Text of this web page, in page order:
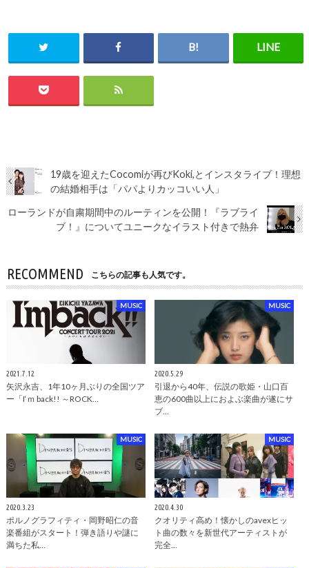
19歳を迎えたCocomiが再びKoki,とインスタライブ！理想
の結婚相手は「パパよりカッコいい人」
ローランドが自粛期間中のルーティンを公開！『ラブライ
ブ！』についてユニークなイラスト付きで熱弁
RECOMMEND こちらの記事も人気です。
MUSIC
2021.7.12
矢沢永吉、1年10ヶ月ぶりの全国ツア
ー「I‘ｍ back!! ～ROCK…
MUSIC
2020.5.29
引退から40年、伝説の歌姫・山口百
恵の600曲以上におよぶ楽曲が遂にサ
ブ…
MUSIC
2020.3.23
ポルノグラフィティ・岡野昭仁の音
楽番組がスタート！弾き語りや謎に
満ちた私…
MUSIC
2020.4.30
クオリティ高め！懐かしのavexヒッ
ト曲の数々を新世代アーティストが
完全…